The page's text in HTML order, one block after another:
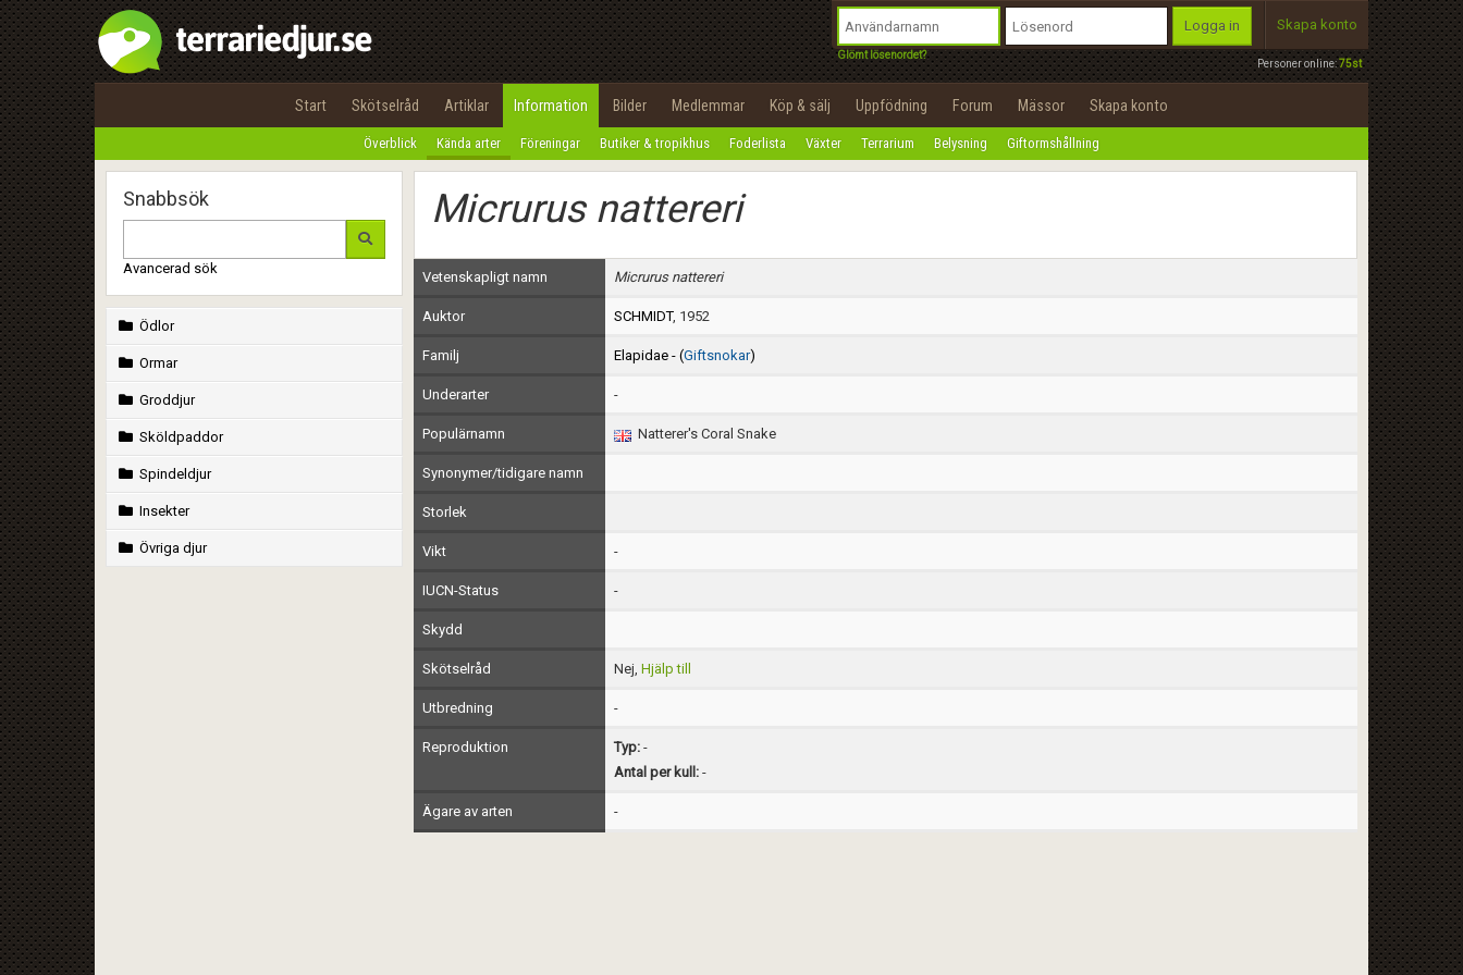
Personer online:75st
Logga in
Glömt lösenordet?
Skapa konto
Start Skötselråd Artiklar Information Bilder Medlemmar Köp & sälj Uppfödning Forum Mässor Skapa konto
Överblick Kända arter Föreningar Butiker & tropikhus Foderlista Växter Terrarium Belysning Giftormshållning
Snabbsök
Avancerad sök
Ödlor
Ormar
Groddjur
Sköldpaddor
Spindeldjur
Insekter
Övriga djur
Micrurus nattereri
Vetenskapligt namn Micrurus nattereri
Auktor SCHMIDT, 1952
Familj Elapidae - (Giftsnokar)
Underarter -
Populärnamn Natterer's Coral Snake
Synonymer/tidigare namn
Storlek
Vikt -
IUCN-Status -
Skydd
Skötselråd Nej, Hjälp till
Utbredning -
Reproduktion Typ:-
Antal per kull:-
Ägare av arten -
Utför
100%
OK
integritetspolicy
Namn:
Epost:
Användarnamn:
Lösenord:
Privacy Policy
Terms of Service
Begär nytt lösenord
Tillbaka till förstasidan